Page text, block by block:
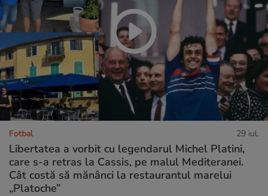
Fotbal 29 iul.
Libertatea a vorbit cu legendarul Michel Platini,
care s-a retras la Cassis, pe malul Mediteranei.
Cât costă să mănânci la restaurantul marelui
„Platoche”